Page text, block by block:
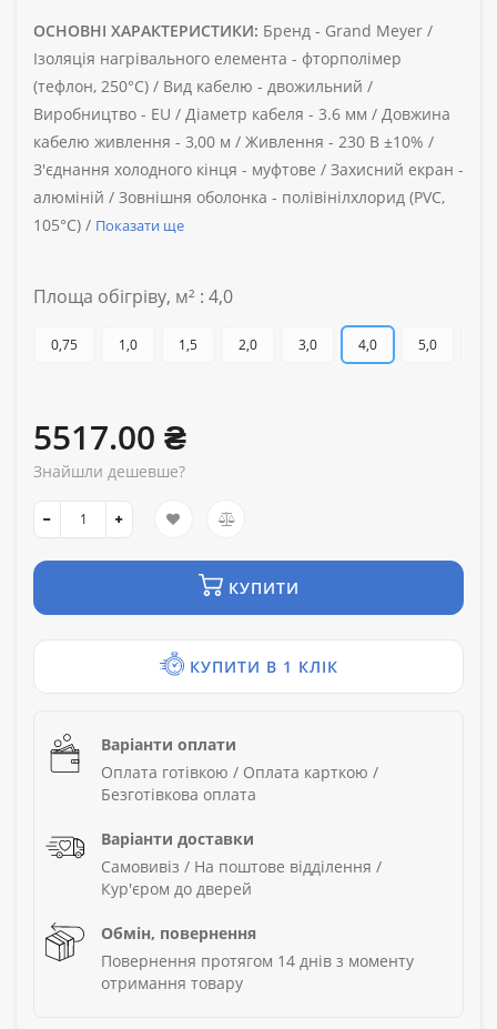
ОСНОВНІ ХАРАКТЕРИСТИКИ: Бренд - Grand Meyer /
Ізоляція нагрівального елемента - фторполімер
(тефлон, 250°C) / Вид кабелю - двожильний /
Виробництво - EU / Діаметр кабеля - 3.6 мм / Довжина
кабелю живлення - 3,00 м / Живлення - 230 В ±10% /
З'єднання холодного кінця - муфтове / Захисний екран -
алюміній / Зовнішня оболонка - полівінілхлорид (PVC,
105°C) / Показати ще
Площа обігріву, м² : 4,0
0,75 1,0 1,5 2,0 3,0 4,0 5,0
5517.00 ₴
Знайшли дешевше?
КУПИТИ
КУПИТИ В 1 КЛІК
Варіанти оплати
Оплата готівкою / Оплата карткою /
Безготівкова оплата
Варіанти доставки
Самовивіз / На поштове відділення /
Кур'єром до дверей
Обмін, повернення
Повернення протягом 14 днів з моменту
отримання товару